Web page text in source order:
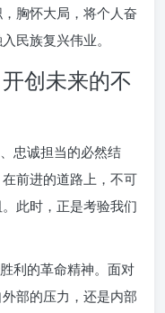
胸怀大局，将个人奋
民族复兴伟业。
创未来的不
忠诚担当的必然结
前进的道路上，不可
此时，正是考验我们
利的革命精神。面对
部的压力，还是内部